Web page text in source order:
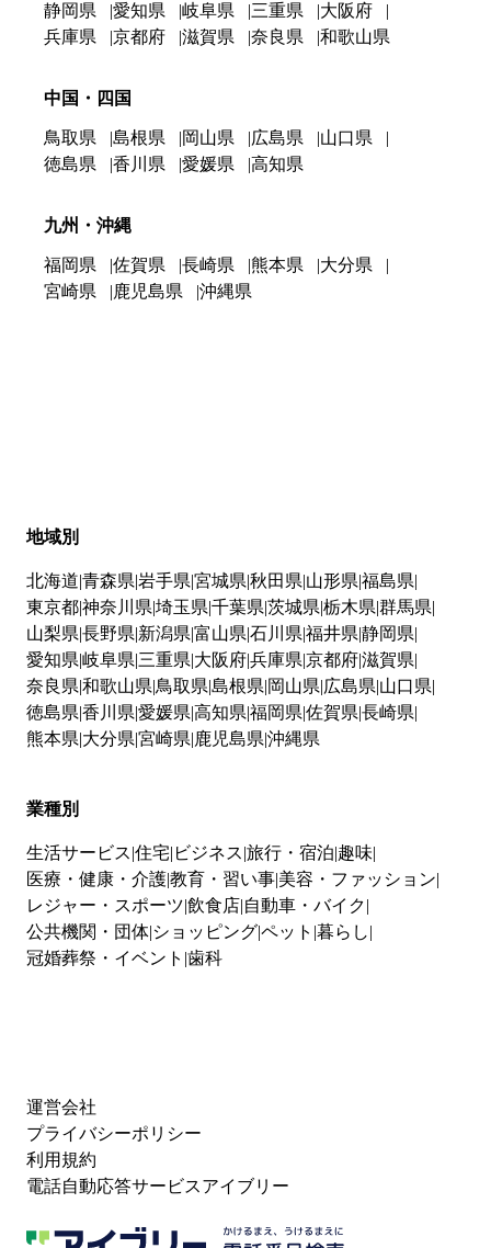
静岡県 愛知県 岐阜県 三重県
大阪府
兵庫県
京都府 滋賀県 奈良県 和歌山県
中国・四国
鳥取県 島根県 岡山県 広島県
山口県
徳島県
香川県 愛媛県 高知県
九州・沖縄
福岡県 佐賀県 長崎県 熊本県
大分県
宮崎県
鹿児島県 沖縄県
地域別
北海道 青森県 岩手県 宮城県 秋田県 山形県 福島県
東京都神奈川県 埼玉県 千葉県 茨城県 栃木県 群馬県
山梨県 長野県 新潟県 富山県 石川県 福井県 静岡県
愛知県 岐阜県 三重県 大阪府兵庫県 京都府滋賀県
奈良県 和歌山県 鳥取県 島根県 岡山県 広島県 山口県
徳島県 香川県 愛媛県 高知県 福岡県 佐賀県 長崎県
熊本県 大分県 宮崎県 鹿児島県 沖縄県
業種別
生活サービス 住宅 ビジネス 旅行・宿泊 趣味
医療・健康・介護教育・習い事 美容・ファッション
レジャー・スポーツ 飲食店 自動車・バイク
公共機関・団体 ショッピングペット 暮らし
冠婚葬祭・イベント 歯科
運営会社
プライバシーポリシー
利用規約
電話自動応答サービスアイブリー